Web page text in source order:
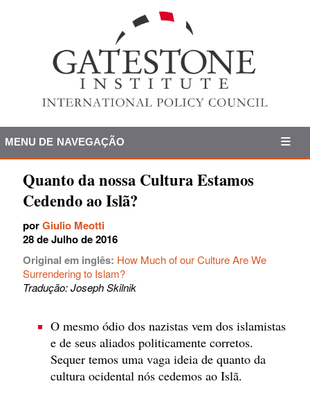
MENU DE NAVEGAÇÃO
Quanto da nossa Cultura Estamos
Cedendo ao Islã?
porGiulio Meotti
28 de Julho de 2016
Original em inglês: How Much of our Culture Are We
Surrendering to Islam?
Tradução: Joseph Skilnik
O mesmo ódio dos nazistas vem dos islamistas
e de seus aliados politicamente corretos.
Sequer temos uma vaga ideia de quanto da
cultura ocidental nós cedemos ao Islã.